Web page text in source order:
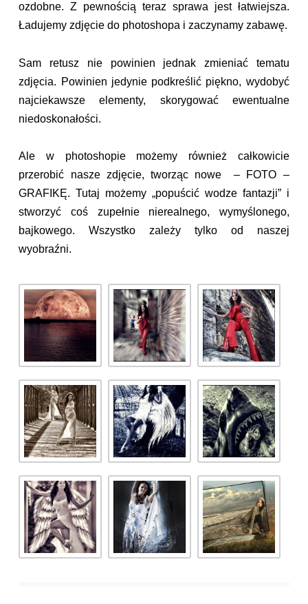
ozdobne. Z pewnością teraz sprawa jest łatwiejsza.
Ładujemy zdjęcie do photoshopa i zaczynamy zabawę.
Sam retusz nie powinien jednak zmieniać tematu
zdjęcia. Powinien jedynie podkreślić piękno, wydobyć
najciekawsze elementy, skorygować ewentualne
niedoskonałości.
Ale w photoshopie możemy również całkowicie
przerobić nasze zdjęcie, tworząc nowe – FOTO –
GRAFIKĘ. Tutaj możemy „popuścić wodze fantazji” i
stworzyć coś zupełnie nierealnego, wymyślonego,
bajkowego. Wszystko zależy tylko od naszej
wyobraźni.